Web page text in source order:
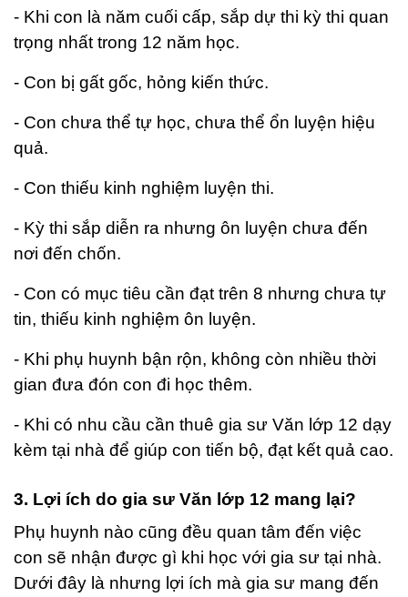
- Khi con là năm cuối cấp, sắp dự thi kỳ thi quan
trọng nhất trong 12 năm học.
- Con bị gất gốc, hỏng kiến thức.
- Con chưa thể tự học, chưa thể ổn luyện hiệu
quả.
- Con thiếu kinh nghiệm luyện thi.
- Kỳ thi sắp diễn ra nhưng ôn luyện chưa đến
nơi đến chốn.
- Con có mục tiêu cần đạt trên 8 nhưng chưa tự
tin, thiếu kinh nghiệm ôn luyện.
- Khi phụ huynh bận rộn, không còn nhiều thời
gian đưa đón con đi học thêm.
- Khi có nhu cầu cần thuê gia sư Văn lớp 12 dạy
kèm tại nhà để giúp con tiến bộ, đạt kết quả cao.
3. Lợi ích do gia sư Văn lớp 12 mang lại?
Phụ huynh nào cũng đều quan tâm đến việc
con sẽ nhận được gì khi học với gia sư tại nhà.
Dưới đây là nhưng lợi ích mà gia sư mang đến